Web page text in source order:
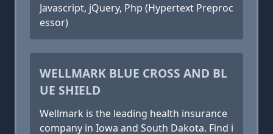
Javascript, jQuery, Php (Hypertext Preproc
essor)
WELLMARK BLUE CROSS AND BL
UE SHIELD
Wellmark is the leading health insurance
company in Iowa and South Dakota. Find i